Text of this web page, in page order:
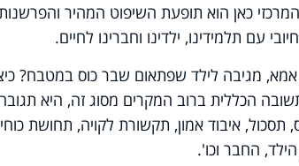
כאן הוא תופעת השיפוט המהיר
עם תלמידינו, ילדינו וחברינו לחיים.
מגיבה לילד שפתאום שבר כוס במטבח?
הכללית ברוב המקרים מסוג זה, היא
איבוד אמון, תקשורת לקויה, תחושת כוחי
החבר וכו'.